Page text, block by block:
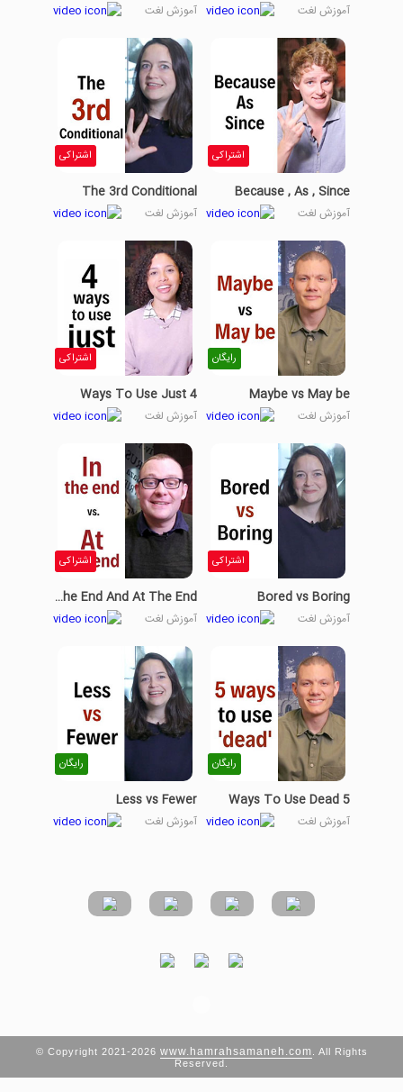
آموزش لغت آموزش لغت
اشتراکی
Because , As , Since
آموزش لغت
اشتراکی
The 3rd Conditional
آموزش لغت
رایگان
Maybe vs May be
آموزش لغت
اشتراکی
4 Ways To Use Just
آموزش لغت
اشتراکی
Bored vs Boring
آموزش لغت
اشتراکی
In The End And At The End
آموزش لغت
رایگان
5 Ways To Use Dead
آموزش لغت
رایگان
Less vs Fewer
آموزش لغت
© Copyright 2021-2026 www.hamrahsamaneh.com
. All Rights
Reserved.